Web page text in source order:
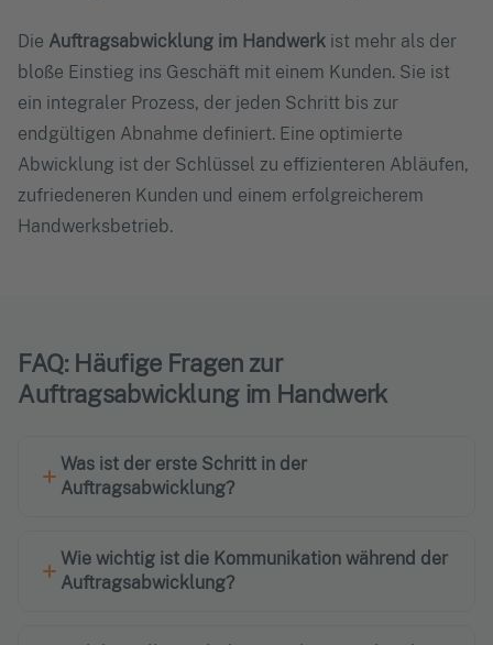
Die Auftragsabwicklung im Handwerk ist mehr als der
bloße Einstieg ins Geschäft mit einem Kunden. Sie ist
ein integraler Prozess, der jeden Schritt bis zur
endgültigen Abnahme definiert. Eine optimierte
Abwicklung ist der Schlüssel zu effizienteren Abläufen,
zufriedeneren Kunden und einem erfolgreicherem
Handwerksbetrieb.
FAQ: Häufige Fragen zur
Auftragsabwicklung im Handwerk
Was ist der erste Schritt in der
Auftragsabwicklung?
Wie wichtig ist die Kommunikation während der
Auftragsabwicklung?